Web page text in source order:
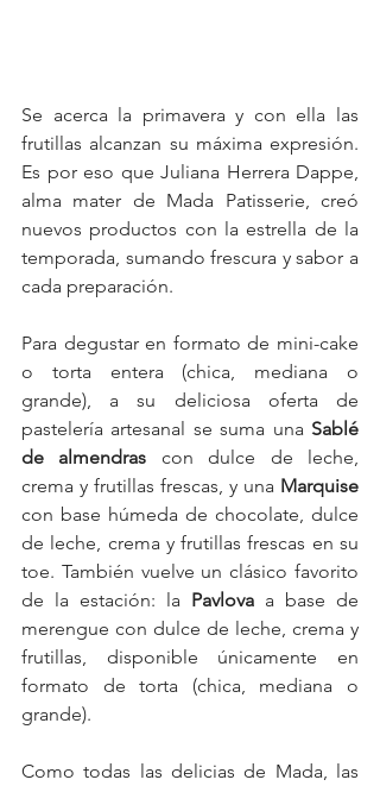
Se acerca la primavera y con ella las
frutillas alcanzan su máxima expresión.
Es por eso que Juliana Herrera Dappe,
alma mater de Mada Patisserie, creó
nuevos productos con la estrella de la
temporada, sumando frescura y sabor a
cada preparación.
Para degustar en formato de mini-cake
o torta entera (chica, mediana o
grande), a su deliciosa oferta de
pastelería artesanal se suma una Sablé
de almendras con dulce de leche,
crema y frutillas frescas, y una Marquise
con base húmeda de chocolate, dulce
de leche, crema y frutillas frescas en su
toe. También vuelve un clásico favorito
de la estación: la Pavlova a base de
merengue con dulce de leche, crema y
frutillas, disponible únicamente en
formato de torta (chica, mediana o
grande).
Como todas las delicias de Mada, las